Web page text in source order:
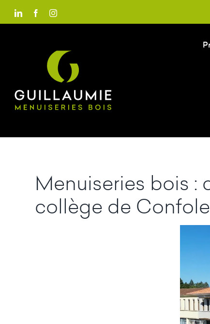
LinkedInFacebookInstagram
Menuiseries bois :
collège de